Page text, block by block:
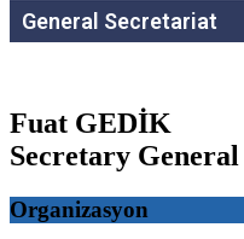
General Secretariat
Fuat GEDİK
Secretary General
Organizasyon